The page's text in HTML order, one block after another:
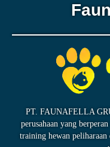
PT. FAUNAFELLA
perusahaan yang
training hewan peliharaan